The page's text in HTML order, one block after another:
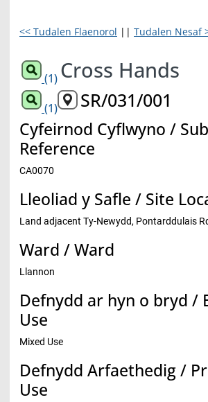
<< Tudalen Flaenorol || Tudalen Nesaf
(1) Cross Hands
(1) SR/031/001
Cyfeirnod Cyflwyno /
Reference
CA0070
Lleoliad y Safle / Site
Land adjacent Ty-Newydd, Pontarddulais
Ward / Ward
Llannon
Defnydd ar hyn o bryd /
Use
Mixed Use
Defnydd Arfaethedig /
Use